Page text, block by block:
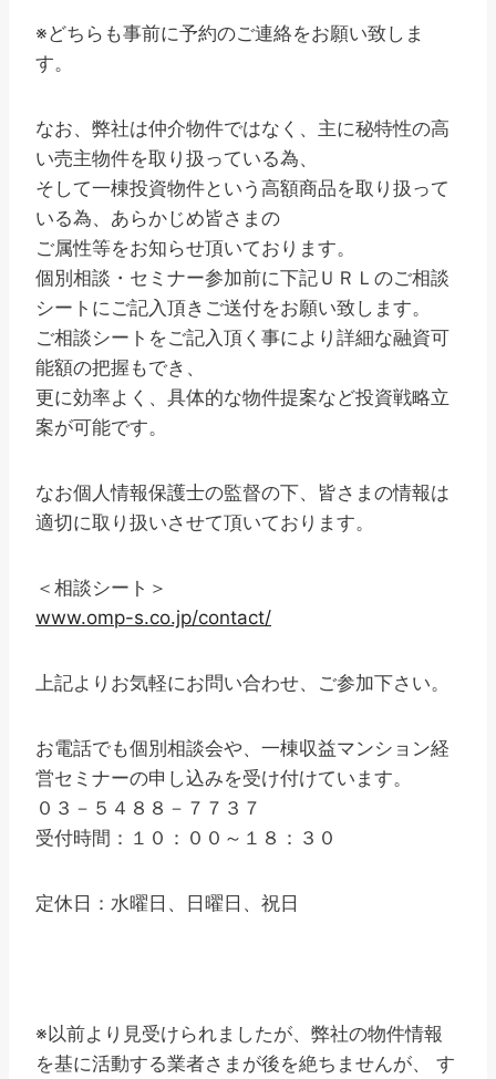
※どちらも事前に予約のご連絡をお願い致しま
す。
なお、弊社は仲介物件ではなく、主に秘特性の高
い売主物件を取り扱っている為、
そして一棟投資物件という高額商品を取り扱って
いる為、あらかじめ皆さまの
ご属性等をお知らせ頂いております。
個別相談・セミナー参加前に下記ＵＲＬのご相談
シートにご記入頂きご送付をお願い致します。
ご相談シートをご記入頂く事により詳細な融資可
能額の把握もでき、
更に効率よく、具体的な物件提案など投資戦略立
案が可能です。
なお個人情報保護士の監督の下、皆さまの情報は
適切に取り扱いさせて頂いております。
＜相談シート＞
www.omp-s.co.jp/contact/
上記よりお気軽にお問い合わせ、ご参加下さい。
お電話でも個別相談会や、一棟収益マンション経
営セミナーの申し込みを受け付けています。
０３－５４８８－７７３７
受付時間：１０：００～１８：３０
定休日：水曜日、日曜日、祝日
※以前より見受けられましたが、弊社の物件情報
を基に活動する業者さまが後を絶ちませんが、 す